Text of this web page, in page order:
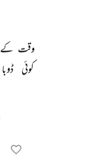
وقت کے
کوئی ڈوبا